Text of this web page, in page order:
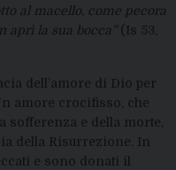
al macello, come pecora
aprì la sua bocca”(Is 53,
dell’amore di Dio per
amore crocifisso, che
e della morte,
della Risurrezione. In
e sono donati il